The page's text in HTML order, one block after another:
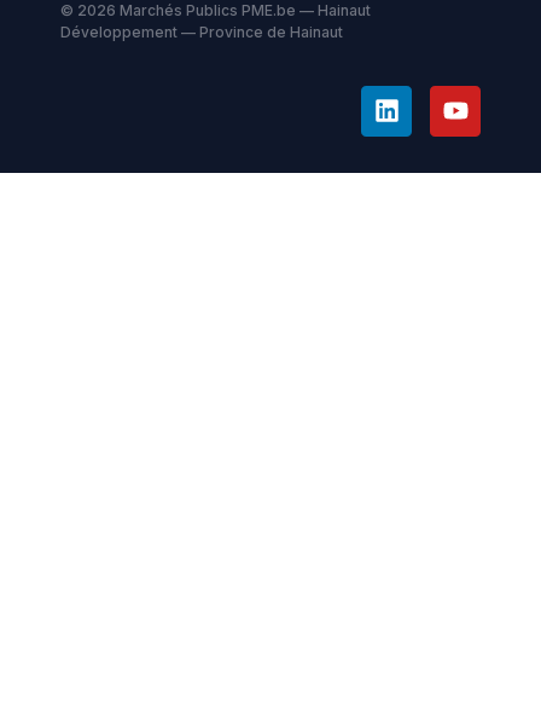
© 2026 Marchés Publics PME.be — Hainaut
Développement — Province de Hainaut